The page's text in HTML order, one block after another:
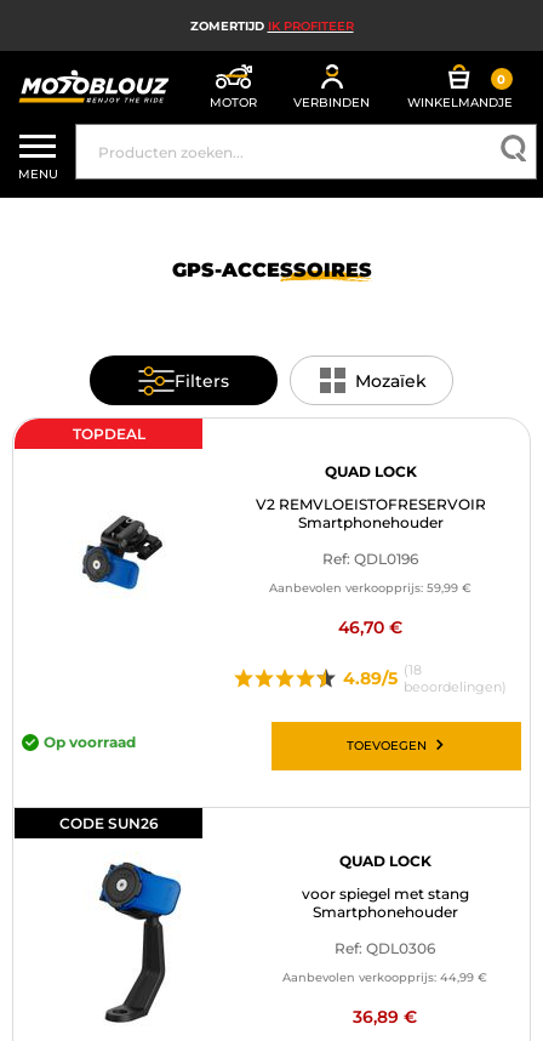
ZOMERTIJD IK PROFITEER
MOTOR VERBINDEN
0
WINKELMANDJE
MOTORHELM
MOTORUITRUSTING HEREN
MOTORAIRBAG
MOTORACCESSOIRES
AANBIEDINGEN EN GOEDE DEALS
MERKEN
CONTACT MET ONS OPNEMEN
MENU
GPS-ACCESSOIRES
Filters Mozaïek
TOPDEAL
QUAD LOCK
V2 REMVLOEISTOFRESERVOIR
Smartphonehouder
Ref: QDL0196
Aanbevolen verkoopprijs: 59,99 €
46,70 €
4.89/5 (18
beoordelingen)
Op voorraad TOEVOEGEN
CODE SUN26
QUAD LOCK
voor spiegel met stang
Smartphonehouder
Ref: QDL0306
Aanbevolen verkoopprijs: 44,99 €
36,89 €